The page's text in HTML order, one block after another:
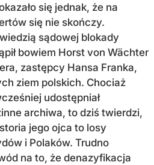
się jednak, że na
się nie skończy.
sądowej blokady
bowiem Horst von Wächter
zastępcy Hansa Franka,
ziem polskich. Chociaż
udostępniał
archiwa, to dziś twierdzi,
jego ojca to losy
i Polaków. Trudno
na to, że denazyfikacja